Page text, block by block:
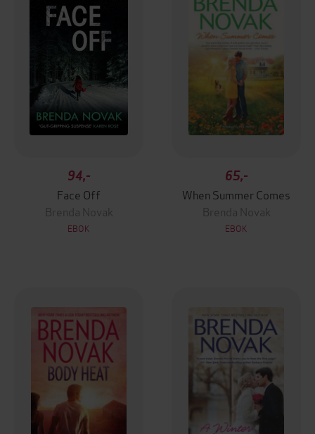
94,-
Face Off
Brenda Novak
EBOK
65,-
When Summer Comes
Brenda Novak
EBOK